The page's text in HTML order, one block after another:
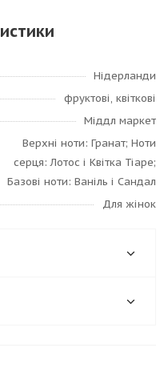
Нідерланди
фруктові, квіткові
Міддл маркет
Верхні ноти: Гранат; Ноти
серця: Лотос і Квітка Тіаре;
Базові ноти: Ваніль і Сандал
Для жінок